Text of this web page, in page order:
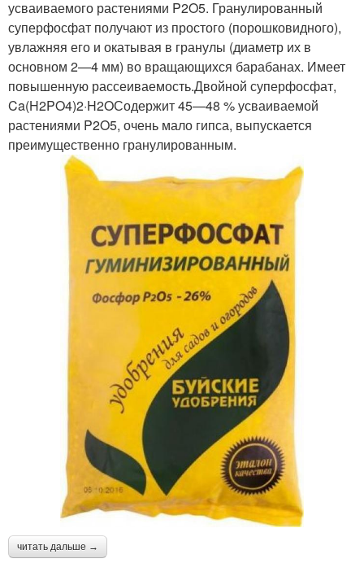
усваиваемого растениями P2O5. Гранулированный
суперфосфат получают из простого (порошковидного),
увлажняя его и окатывая в гранулы (диаметр их в
основном 2—4 мм) во вращающихся барабанах. Имеет
повышенную рассеиваемость.Двойной суперфосфат,
Ca(H2PO4)2·H2OСодержит 45—48 % усваиваемой
растениями P2O5, очень мало гипса, выпускается
преимущественно гранулированным.
читать дальше →